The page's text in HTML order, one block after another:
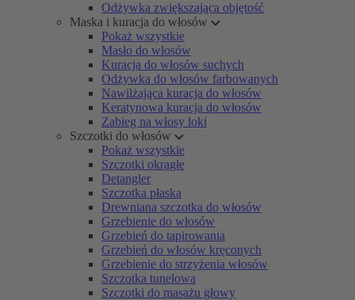
Odżywka zwiększająca objętość
Maska i kuracja do włosów
Pokaż wszystkie
Masło do włosów
Kuracja do włosów suchych
Odżywka do włosów farbowanych
Nawilżająca kuracja do włosów
Keratynowa kuracja do włosów
Zabieg na włosy loki
Szczotki do włosów
Pokaż wszystkie
Szczotki okrągłe
Detangler
Szczotka płaska
Drewniana szczotka do włosów
Grzebienie do włosów
Grzebień do tapirowania
Grzebień do włosów kręconych
Grzebienie do strzyżenia włosów
Szczotka tunelowa
Szczotki do masażu głowy